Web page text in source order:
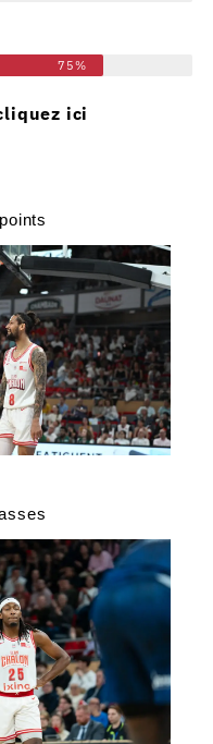
75%
ici